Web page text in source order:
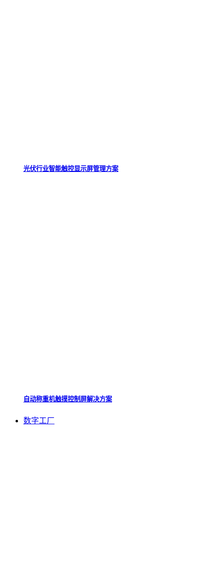
光伏行业智能触控显示屏管理方案
自动称重机触摸控制屏解决方案
数字工厂